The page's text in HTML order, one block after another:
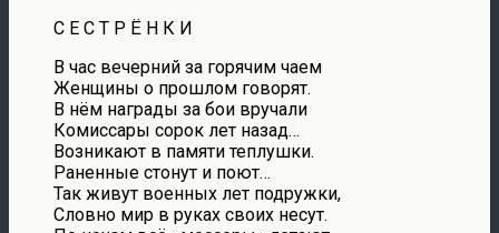
С Е С Т Р Ё Н К И
В час вечерний за горячим чаем
Женщины о прошлом говорят.
В нём награды за бои вручали
Комиссары сорок лет назад…
Возникают в памяти теплушки.
Раненные стонут и поют…
Так живут военных лет подружки,
Словно мир в руках своих несут.